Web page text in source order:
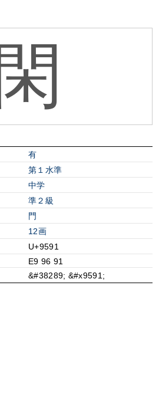
閑
有
第１水準
中学
準２級
⾨
12画
U+9591
E9 96 91
&#38289; &#x9591;